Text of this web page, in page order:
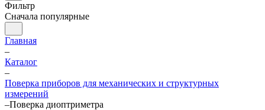
Фильтр
Сначала популярные
Главная
–
Каталог
–
Поверка приборов для механических и структурных
измерений
–Поверка диоптриметра